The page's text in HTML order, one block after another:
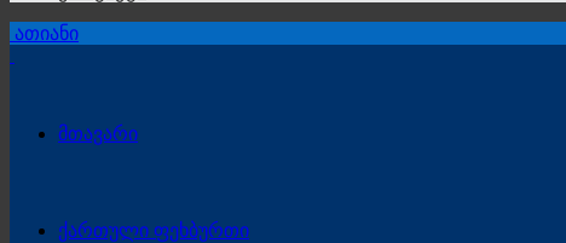
ათიანი
მთავარი
ქართული ფეხბურთი